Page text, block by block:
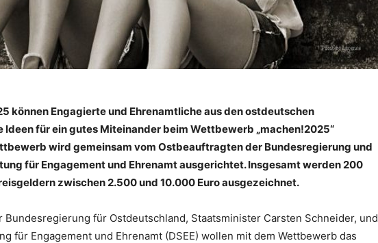
können Engagierte und Ehrenamtliche aus den ostdeutschen
Ideen für ein gutes Miteinander beim Wettbewerb „machen!2025“
wird gemeinsam vom Ostbeauftragten der Bundesregierung und
für Engagement und Ehrenamt ausgerichtet. Insgesamt werden 200
zwischen 2.500 und 10.000 Euro ausgezeichnet.
Bundesregierung für Ostdeutschland, Staatsminister Carsten Schneider, und
für Engagement und Ehrenamt (DSEE) wollen mit dem Wettbewerb das